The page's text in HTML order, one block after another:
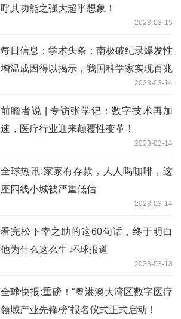
呼其功能之强大超乎想象！
2023-03-15
每日信息：学术头条：南极破纪录爆发性
增温成因得以揭示，我国科学家实现百兆
2023-03-14
前瞻者说 | 专访张学记：数字技术再加
速，医疗行业迎来颠覆性变革！
2023-03-14
全球热讯:家家有存款，人人喝咖啡，这
座四线小城被严重低估
2023-03-14
看完松下幸之助的这60句话，终于明白
他为什么这么牛 环球报道
2023-03-13
全球快报:重磅！“粤港澳大湾区数字医疗
领域产业先锋榜”报名仪式正式启动！